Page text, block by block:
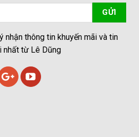
nhận thông tin khuyến mãi và tin
nhất từ Lê Dũng